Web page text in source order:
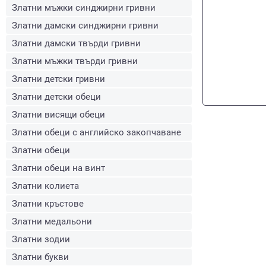
Златни мъжки синджирни гривни
Златни дамски синджирни гривни
Златни дамски твърди гривни
Златни мъжки твърди гривни
Златни детски гривни
Златни детски обеци
Златни висящи обеци
Златни обеци с английско закопчаване
Златни обеци
Златни обеци на винт
Златни колиета
Златни кръстове
Златни медальони
Златни зодии
Златни букви